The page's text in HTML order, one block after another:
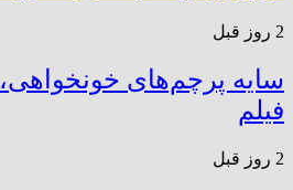
2 روز قبل
سایه پرچم‌های
فیلم
2 روز قبل